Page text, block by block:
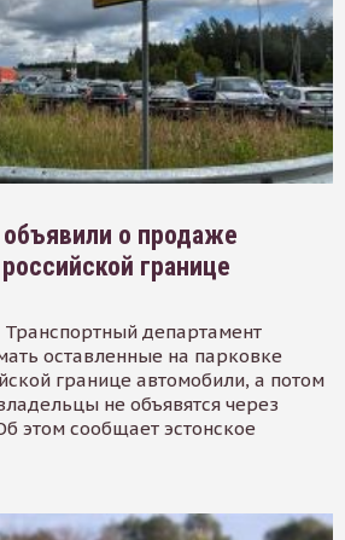
о продаже
границе
Транспортный департамент
оставленные на парковке
границе автомобили, а потом
не объявятся через
этом сообщает эстонское